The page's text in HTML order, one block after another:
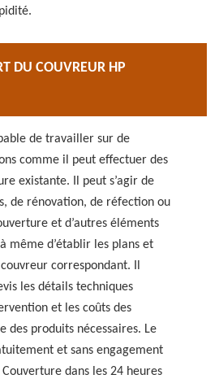
DU COUVREUR HP
de travailler sur de
comme il peut effectuer des
existante. Il peut s’agir de
de rénovation, de réfection ou
et d’autres éléments
même d’établir les plans et
correspondant. Il
les détails techniques
et les coûts des
des produits nécessaires. Le
et sans engagement
dans les 24 heures